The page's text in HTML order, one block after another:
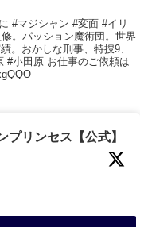
#マジシャン #変面 #イリ
。パッション魔術団。世界
。おかしな刑事、特捜9、
#小田原 お仕事のご依頼は
リンセス【公式】
・三段壁展望台」